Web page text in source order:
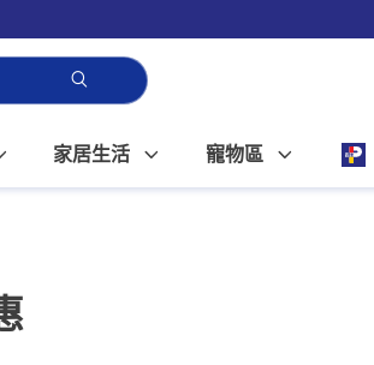
家居生活 寵物區